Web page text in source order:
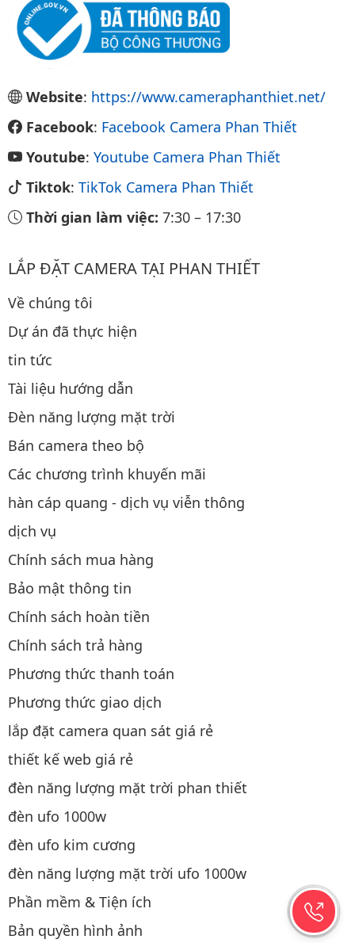
Website: https://www.cameraphanthiet.net/
Facebook: Facebook Camera Phan Thiết
Youtube: Youtube Camera Phan Thiết
Tiktok: TikTok Camera Phan Thiết
Thời gian làm việc: 7:30 – 17:30
LẮP ĐẶT CAMERA TẠI PHAN THIẾT
Về chúng tôi
Dự án đã thực hiện
tin tức
Tài liệu hướng dẫn
Đèn năng lượng mặt trời
Bán camera theo bộ
Các chương trình khuyến mãi
hàn cáp quang - dịch vụ viễn thông
dịch vụ
Chính sách mua hàng
Bảo mật thông tin
Chính sách hoàn tiền
Chính sách trả hàng
Phương thức thanh toán
Phương thức giao dịch
lắp đặt camera quan sát giá rẻ
thiết kế web giá rẻ
đèn năng lượng mặt trời phan thiết
đèn ufo 1000w
đèn ufo kim cương
đèn năng lượng mặt trời ufo 1000w
Phần mềm & Tiện ích
Bản quyền hình ảnh